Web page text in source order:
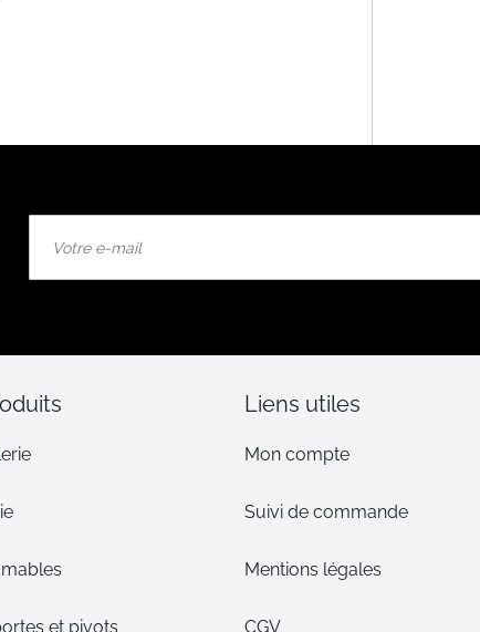
notre
:
et pivots
Liens utiles
Mon compte
Suivi de commande
Mentions légales
CGV